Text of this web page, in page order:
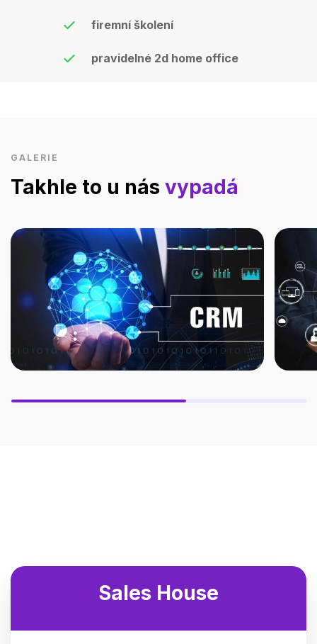
firemní školení
pravidelné 2d home office
GALERIE
Takhle to u nás vypadá
Sales House